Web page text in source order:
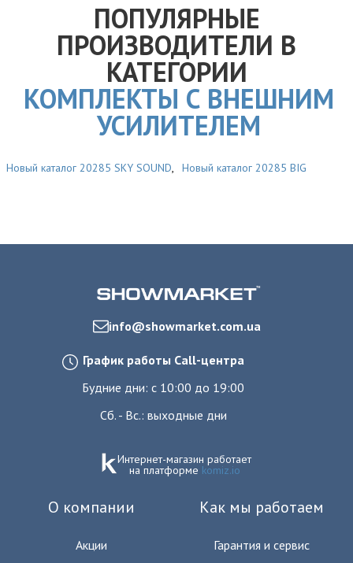
ПОПУЛЯРНЫЕ
ПРОИЗВОДИТЕЛИ В
КАТЕГОРИИ
КОМПЛЕКТЫ С ВНЕШНИМ
УСИЛИТЕЛЕМ
Новый каталог 20285 SKY SOUND, Новый каталог 20285 BIG
info@showmarket.com.ua
График работы Call-центра
Будние дни: с 10:00 до 19:00
Сб. - Вс.: выходные дни
Интернет-магазин работает
на платформе komiz.io
О компании
Акции
Как мы работаем
Гарантия и сервис